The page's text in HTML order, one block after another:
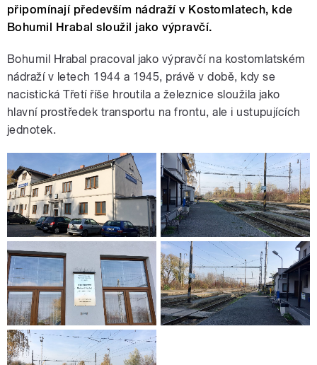
připomínají především nádraží v Kostomlatech, kde
Bohumil Hrabal sloužil jako výpravčí.
Bohumil Hrabal pracoval jako výpravčí na kostomlatském
nádraží v letech 1944 a 1945, právě v době, kdy se
nacistická Třetí říše hroutila a železnice sloužila jako
hlavní prostředek transportu na frontu, ale i ustupujících
jednotek.